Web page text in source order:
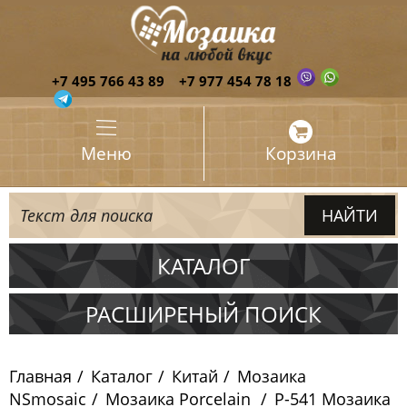
+7 495 766 43 89 +7 977 454 78 18
Меню Корзина
КАТАЛОГ
Испания
Китай
РАСШИРЕНЫЙ ПОИСК
Главная Каталог Китай
Мозаика
NSmosaic
Мозаика Porcelain
P-541 Мозаика